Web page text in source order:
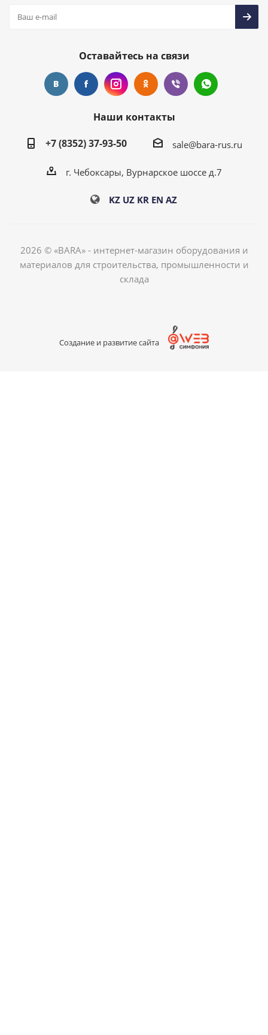
Оставайтесь на связи
Наши контакты
+7 (8352) 37-93-50
sale@bara-rus.ru
г. Чебоксары, Вурнарское шоссе д.7
KZ UZ KR EN AZ
2026 © «BARA» - интернет-магазин оборудования и
материалов для строительства, промышленности и
склада
Создание и развитие сайта